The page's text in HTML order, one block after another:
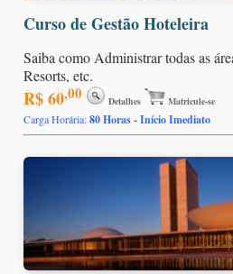
Curso de Gestão Hoteleira
Saiba como Administrar todas as
Resorts, etc.
R$ 60,00 Detalhes Matricule-se
Carga Horária:80 Horas - Início Imediato